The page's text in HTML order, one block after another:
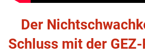
Der
Schluss mit der